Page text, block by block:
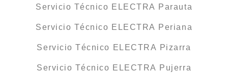
Servicio Técnico ELECTRA Parauta
Servicio Técnico ELECTRA Periana
Servicio Técnico ELECTRA Pizarra
Servicio Técnico ELECTRA Pujerra